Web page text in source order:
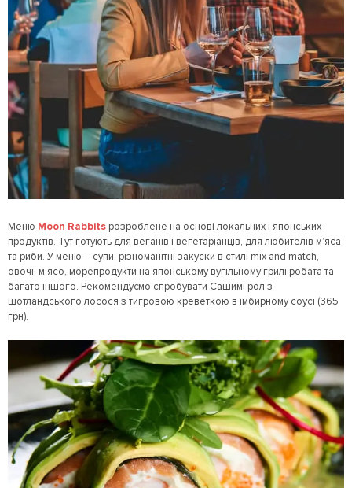
Меню Moon Rabbits розроблене на основі локальних і японських
продуктів. Тут готують для веганів і вегетаріанців, для любителів м’яса
та риби. У меню – супи, різноманітні закуски в стилі mix and match,
овочі, м’ясо, морепродукти на японському вугільному грилі робата та
багато іншого. Рекомендуємо спробувати Сашимі рол з
шотландського лосося з тигровою креветкою в імбирному соусі (365
грн).